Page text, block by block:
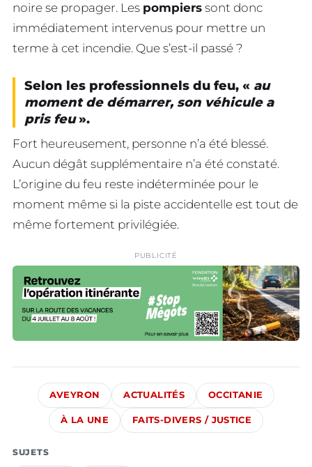
noire se propager. Les pompiers sont donc
immédiatement intervenus pour mettre un
terme à cet incendie. Que s’est-il passé ?
Selon les professionnels du feu, « au
moment de démarrer, son véhicule a
pris feu».
Fort heureusement, personne n’a été blessé.
Aucun dégât supplémentaire n’a été constaté.
L’origine du feu reste indéterminée pour le
moment même si la piste accidentelle est tout de
même fortement privilégiée.
PUBLICITÉ
AVEYRON ACTUALITÉS OCCITANIE
À LA UNE FAITS-DIVERS / JUSTICE
SUJETS